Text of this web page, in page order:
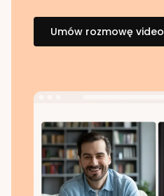
Umów rozmowę video